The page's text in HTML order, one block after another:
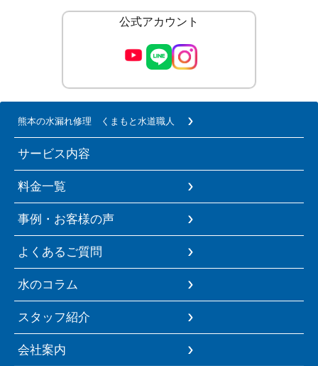
公式アカウント
熊本の水漏れ修理 くまもと水道職人
サービス内容
料金一覧
事例・お客様の声
よくあるご質問
水のコラム
スタッフ紹介
会社案内